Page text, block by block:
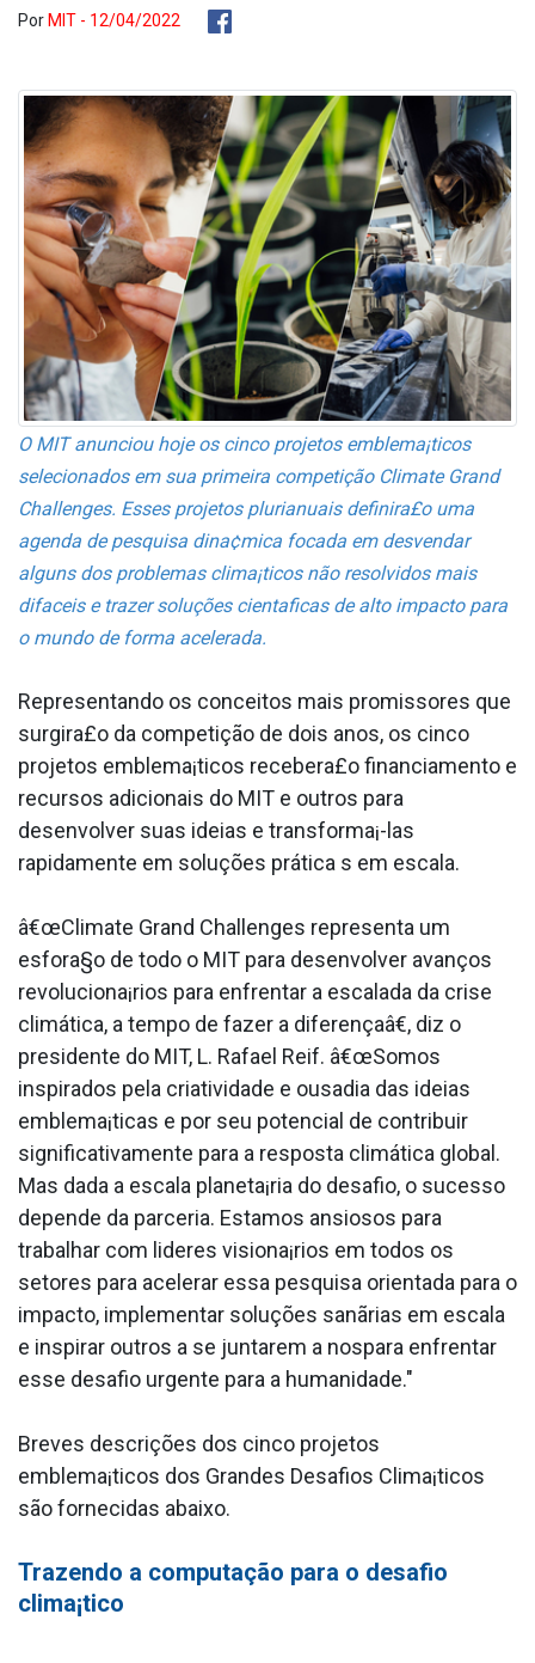
Por MIT - 12/04/2022
O MIT anunciou hoje os cinco projetos emblema¡ticos
selecionados em sua primeira competição Climate Grand
Challenges. Esses projetos plurianuais definira£o uma
agenda de pesquisa dina¢mica focada em desvendar
alguns dos problemas clima¡ticos não resolvidos mais
difa­ceis e trazer soluções cienta­ficas de alto impacto para
o mundo de forma acelerada.
Representando os conceitos mais promissores que
surgira£o da competição de dois anos, os cinco
projetos emblema¡ticos recebera£o financiamento e
recursos adicionais do MIT e outros para
desenvolver suas ideias e transforma¡-las
rapidamente em soluções prática s em escala.
â€œClimate Grand Challenges representa um
esfora§o de todo o MIT para desenvolver avanços
revoluciona¡rios para enfrentar a escalada da crise
climática, a tempo de fazer a diferençaâ€, diz o
presidente do MIT, L. Rafael Reif. â€œSomos
inspirados pela criatividade e ousadia das ideias
emblema¡ticas e por seu potencial de contribuir
significativamente para a resposta climática global.
Mas dada a escala planeta¡ria do desafio, o sucesso
depende da parceria. Estamos ansiosos para
trabalhar com lideres visiona¡rios em todos os
setores para acelerar essa pesquisa orientada para o
impacto, implementar soluções sanãrias em escala
e inspirar outros a se juntarem a nospara enfrentar
esse desafio urgente para a humanidade."
Breves descrições dos cinco projetos
emblema¡ticos dos Grandes Desafios Clima¡ticos
são fornecidas abaixo.
Trazendo a computação para o desafio
clima¡tico